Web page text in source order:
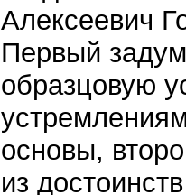
Алексеевич
Первый
образцовую
основы,
из